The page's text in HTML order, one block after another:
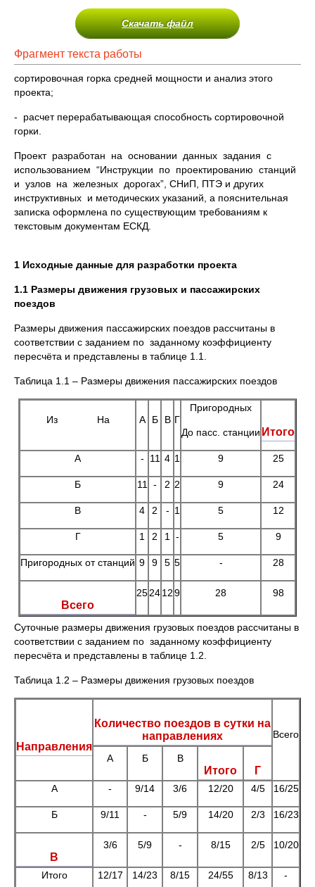
Скачать файл
Фрагмент текста работы
сортировочная горка средней мощности и анализ этого
проекта;
- расчет перерабатывающая способность сортировочной
горки.
Проект разработан на основании данных задания с
использованием “Инструкции по проектированию станций
и узлов на железных дорогах”, СНиП, ПТЭ и других
инструктивных и методических указаний, а пояснительная
записка оформлена по существующим требованиям к
текстовым документам ЕСКД.
1 Исходные данные для разработки проекта
1.1 Размеры движения грузовых и пассажирских
поездов
Размеры движения пассажирских поездов рассчитаны в
соответствии с заданием по заданному коэффициенту
пересчёта и представлены в таблице 1.1.
Таблица 1.1 – Размеры движения пассажирских поездов
Из На А Б В Г
Пригородных
До пасс. станции Итого
А - 11 4 1 9 25
Б 11 - 2 2 9 24
В 4 2 - 1 5 12
Г 1 2 1 - 5 9
Пригородных от станций 9 9 5 5 - 28
Всего
2524129 28 98
Суточные размеры движения грузовых поездов рассчитаны в
соответствии с заданием по заданному коэффициенту
пересчёта и представлены в таблице 1.2.
Таблица 1.2 – Размеры движения грузовых поездов
Направления
Количество поездов в сутки на
направлениях
Всего
А Б В
Итого Г
А - 9/14 3/6 12/20 4/5 16/25
Б 9/11 - 5/9 14/20 2/3 16/23
В
3/6 5/9 - 8/15 2/5 10/20
Итого 12/17 14/23 8/15 24/55 8/13 -